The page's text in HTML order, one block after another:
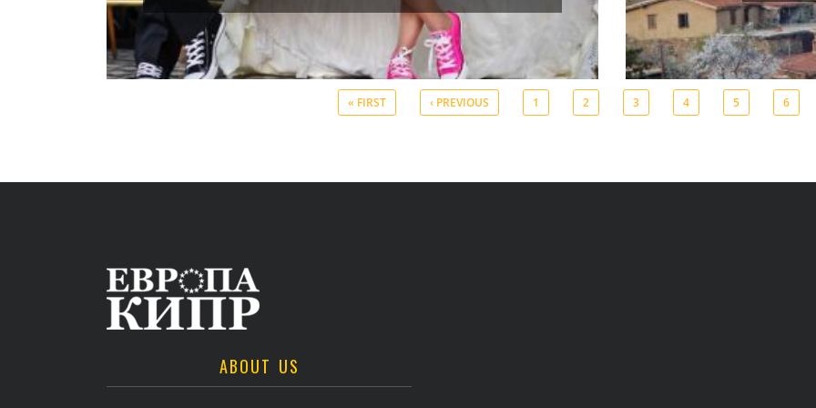
« FIRST ‹ PREVIOUS 1 2 3 4 5 6
ABOUT US